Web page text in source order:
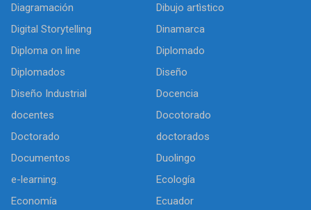
Diagramación
Dibujo artìstico
Digital Storytelling
Dinamarca
Diploma on line
Diplomado
Diplomados
Diseño
Diseño Industrial
Docencia
docentes
Docotorado
Doctorado
doctorados
Documentos
Duolingo
e-learning.
Ecología
Economía
Ecuador